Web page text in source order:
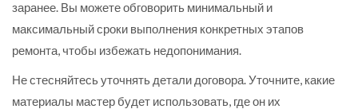
заранее. Вы можете обговорить минимальный и
максимальный сроки выполнения конкретных этапов
ремонта, чтобы избежать недопонимания.
Не стесняйтесь уточнять детали договора. Уточните, какие
материалы мастер будет использовать, где он их